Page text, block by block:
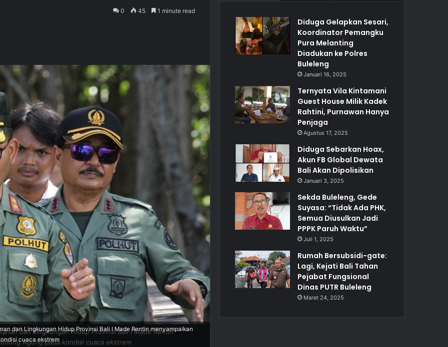
0 45 1 minute read
dan Lingkungan Hidup Provinsi Bali I Made Rentin
Agung pada kondisi cuaca ekstrem
dan Lingkungan Hidup Provinsi Bali I Made Rentin menyampaikan
cuaca ekstrem
Diduga Gelapkan Sesari,
Koordinator Pemangku
Pura Melanting
Diadukan ke Polres
Buleleng
Januari 16, 2025
Ternyata Vila Kintamani
Guest House Milik Kadek
Rahtini, Purnawan Hanya
Penjaga
Agustus 17, 2025
Diduga Sebarkan Hoax,
Akun FB Global Dewata
Bali Akan Dipolisikan
Januari 3, 2025
Sekda Buleleng, Gede
Suyasa: “Tidak Ada PHK,
Semua Diusulkan Jadi
PPPK Paruh Waktu”
Juli 1, 2025
Rumah Bersubsidi-gate:
Lagi, Kejati Bali Tahan
Pejabat Fungsional
Dinas PUTR Buleleng
Maret 24, 2025